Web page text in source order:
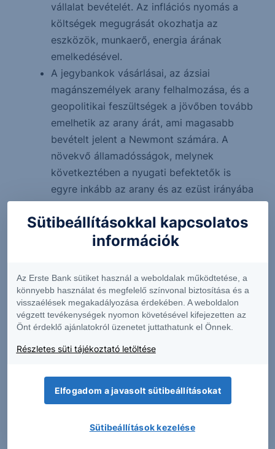
vállalat bevételét. Az inflációs nyomás a
költségek megugrását okozhatja az
eszközök, munkaerő, energia árának
emelkedésével.
A jegybankok vásárlásai, az ázsiai
magánszemélyek arany felhalmozása, és a
geopolitikai feszültségek a jövőben tovább
emelhetik az arany árát, ami magasabb
bevételt jelent a Newmont számára. A
növekvő államadósságok, melynek
következtében a nyugati befektetők is
egyre inkább az arany és az ezüst irányába
Erste Netbroker
és az amerikai piacon
Sütibeállításokkal kapcsolatos
információk
Az Erste Bank sütiket használ a weboldalak működtetése, a
könnyebb használat és megfelelő színvonal biztosítása és a
visszaélések megakadályozása érdekében. A weboldalon
végzett tevékenységek nyomon követésével kifejezetten az
Önt érdeklő ajánlatokról üzenetet juttathatunk el Önnek.
Részletes süti tájékoztató letöltése
Elfogadom a javasolt sütibeállításokat
Sütibeállítások kezelése